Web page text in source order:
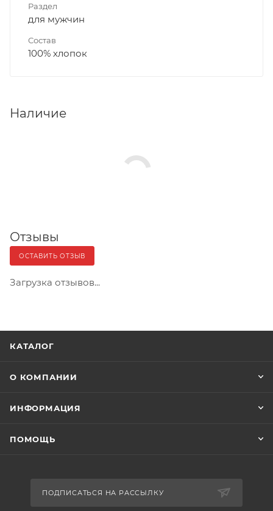
Раздел
для мужчин
Состав
100% хлопок
Наличие
Отзывы
ОСТАВИТЬ ОТЗЫВ
Загрузка отзывов...
КАТАЛОГ
О КОМПАНИИ
ИНФОРМАЦИЯ
ПОМОЩЬ
ПОДПИСАТЬСЯ НА РАССЫЛКУ